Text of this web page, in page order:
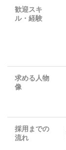
歓迎スキ
ル・経験
求める人物
像
採用までの
流れ